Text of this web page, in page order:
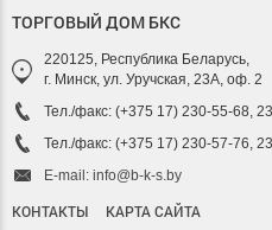
ТОРГОВЫЙ ДОМ БКС
220125, Республика Беларусь,
г. Минск, ул. Уручская, 23А, оф. 2
Тел./факс: (+375 17) 230-55-68,
Тел./факс: (+375 17) 230-57-76,
E-mail: info@b-k-s.by
КОНТАКТЫ КАРТА САЙТА